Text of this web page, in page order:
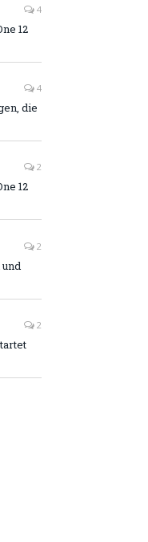
4
12
4
die
2
12
2
2